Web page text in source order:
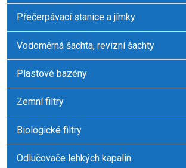
Přečerpávací stanice a jímky
Vodoměrná šachta, revizní šachty
Plastové bazény
Zemní filtry
Biologické filtry
Odlučovače lehkých kapalin